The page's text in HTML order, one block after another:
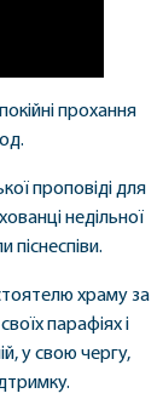
прохання
проповіді для
недільної
піснеспіви.
храму за
парафіях і
у свою чергу,